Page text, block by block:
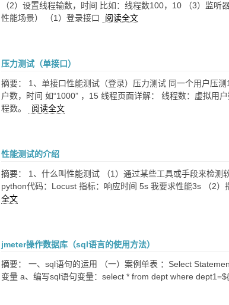
（2）设置线程输数，时间 比如：线程数100，10 （3）监
性能场景） （1）登录接口
阅读全文
压力测试（单接口）
摘要： 1、单接口性能测试（登录）压力测试 同一个用户压
户数，时间 如“1000” ，15 线程页面详解： 线程数：虚拟用
程数。
阅读全文
性能测试的介绍
摘要： 1、什么叫性能测试 （1）通过某些工具或手段来检
python代码：Locust 指标：响应时间 5s 我要求性能3s （2
全文
jmeter操作数据库（sql语言的使用方法）
摘要： 一、sql语句的运用 （一）案例单表 ：Select
变量 a、编写sql语句变量：select * from dept where